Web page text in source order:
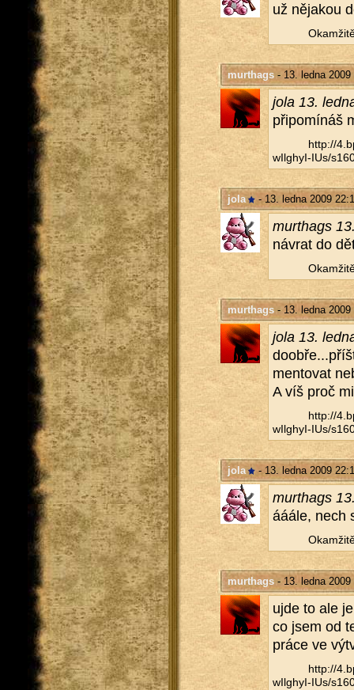
už ně­ja­kou
murthags- 13. ledna 2009
jola 13.
při­po­mí­náš
http://​
wIlghyI-IUs/​
jola - 13. ledna 2009
murthags
ná­vrat do
murthags- 13. ledna 2009
jola 13.
men­to­vat
A víš proč
http://​
wIlghyI-IUs/​
jola - 13. ledna 2009
murthags
ááále, nech
murthags- 13. ledna 2009
ujde to ale
co jsem od
práce ve
http://​
wIlghyI-IUs/​